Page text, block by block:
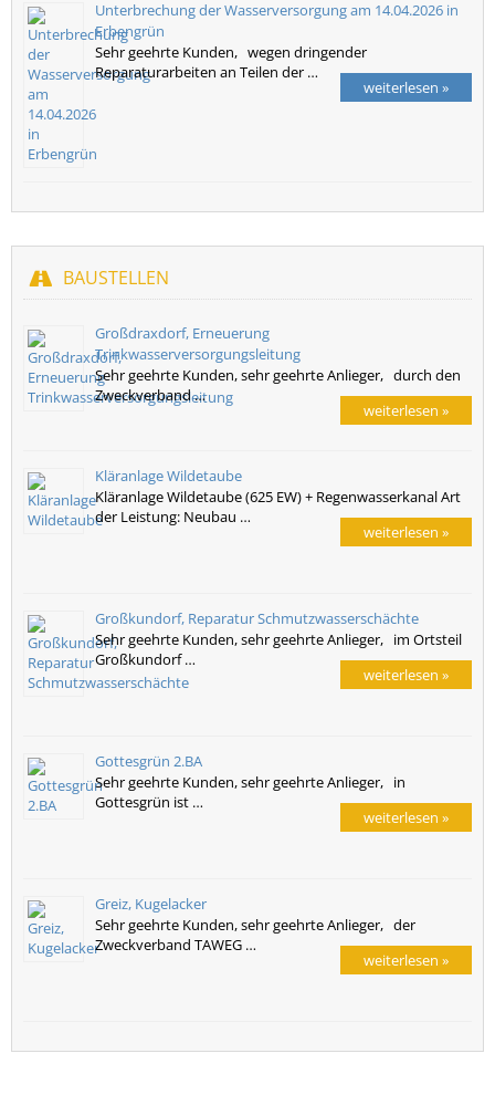
Unterbrechung der Wasserversorgung am 14.04.2026 in
Erbengrün
Sehr geehrte Kunden, wegen dringender
Reparaturarbeiten an Teilen der …
weiterlesen »
BAUSTELLEN
Großdraxdorf, Erneuerung
Trinkwasserversorgungsleitung
Sehr geehrte Kunden, sehr geehrte Anlieger, durch den
Zweckverband …
weiterlesen »
Kläranlage Wildetaube
Kläranlage Wildetaube (625 EW) + Regenwasserkanal Art
der Leistung: Neubau …
weiterlesen »
Großkundorf, Reparatur Schmutzwasserschächte
Sehr geehrte Kunden, sehr geehrte Anlieger, im Ortsteil
Großkundorf …
weiterlesen »
Gottesgrün 2.BA
Sehr geehrte Kunden, sehr geehrte Anlieger, in
Gottesgrün ist …
weiterlesen »
Greiz, Kugelacker
Sehr geehrte Kunden, sehr geehrte Anlieger, der
Zweckverband TAWEG …
weiterlesen »